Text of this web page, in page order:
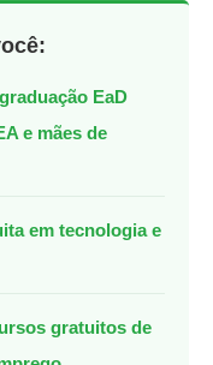
EaD
e mães de
em tecnologia e
gratuitos de